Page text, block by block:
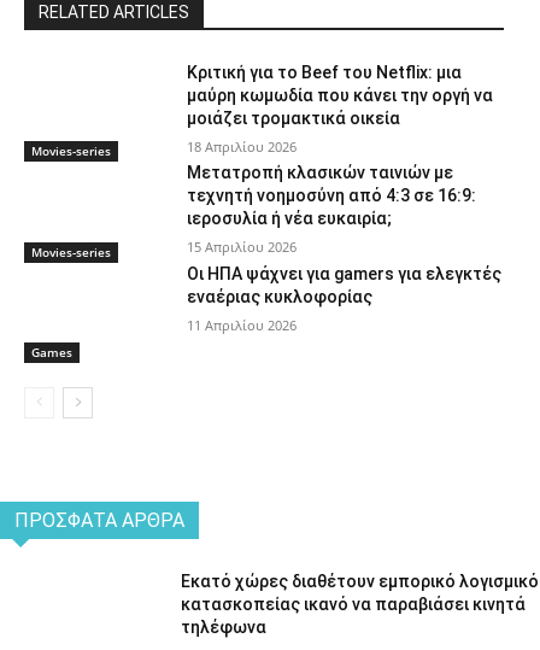
RELATED ARTICLES
Movies-series
Κριτική για το Beef του Netflix: μια
μαύρη κωμωδία που κάνει την οργή να
μοιάζει τρομακτικά οικεία
18 Απριλίου 2026
Movies-series
Μετατροπή κλασικών ταινιών με
τεχνητή νοημοσύνη από 4:3 σε 16:9:
ιεροσυλία ή νέα ευκαιρία;
15 Απριλίου 2026
Games
Οι ΗΠΑ ψάχνει για gamers για ελεγκτές
εναέριας κυκλοφορίας
11 Απριλίου 2026
ΠΡΌΣΦΑΤΑ ΆΡΘΡΑ
Εκατό χώρες διαθέτουν εμπορικό λογισμικό
κατασκοπείας ικανό να παραβιάσει κινητά
τηλέφωνα